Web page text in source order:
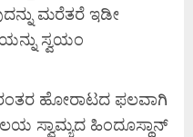
ಮರೆತರೆ ಇಡೀ
ಸ್ವಯಂ
ಹೋರಾಟದ ಫಲವಾಗಿ
ಸ್ವಾಮ್ಯದ ಹಿಂದೂಸ್ಥಾನ್